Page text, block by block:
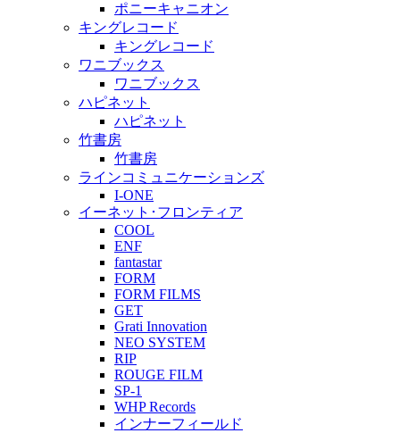
ポニーキャニオン
キングレコード
キングレコード
ワニブックス
ワニブックス
ハピネット
ハピネット
竹書房
竹書房
ラインコミュニケーションズ
I-ONE
イーネット･フロンティア
COOL
ENF
fantastar
FORM
FORM FILMS
GET
Grati Innovation
NEO SYSTEM
RIP
ROUGE FILM
SP-1
WHP Records
インナーフィールド